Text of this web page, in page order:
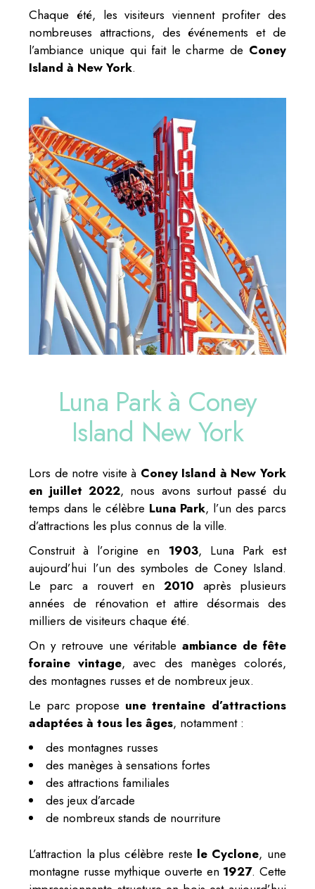
Chaque été, les visiteurs viennent profiter des
nombreuses attractions, des événements et de
l’ambiance unique qui fait le charme de Coney
Island à New York.
Luna Park à Coney
Island New York
Lors de notre visite à Coney Island à New York
en juillet 2022, nous avons surtout passé du
temps dans le célèbre Luna Park, l’un des parcs
d’attractions les plus connus de la ville.
Construit à l’origine en 1903, Luna Park est
aujourd’hui l’un des symboles de Coney Island.
Le parc a rouvert en 2010 après plusieurs
années de rénovation et attire désormais des
milliers de visiteurs chaque été.
On y retrouve une véritable ambiance de fête
foraine vintage, avec des manèges colorés,
des montagnes russes et de nombreux jeux.
Le parc propose une trentaine d’attractions
adaptées à tous les âges, notamment :
des montagnes russes
des manèges à sensations fortes
des attractions familiales
des jeux d’arcade
de nombreux stands de nourriture
L’attraction la plus célèbre reste le Cyclone, une
montagne russe mythique ouverte en 1927. Cette